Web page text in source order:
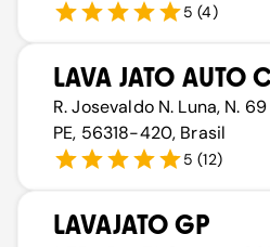
5 (4)
LAVA JATO AUTO
R. Josevaldo N. Luna, N.
PE, 56318-420, Brasil
5 (12)
LAVAJATO GP